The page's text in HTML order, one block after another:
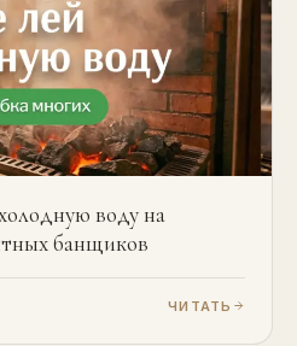
воду на
банщиков
ЧИТАТЬ